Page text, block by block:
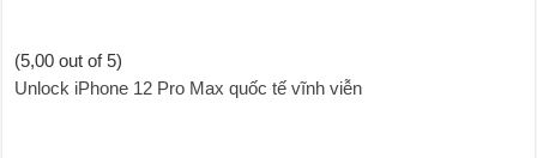
(5,00 out of 5)
Unlock iPhone 12 Pro Max quốc tế vĩnh viễn